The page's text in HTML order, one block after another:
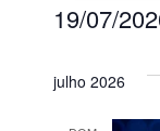
19/07/
data.
julho 2026